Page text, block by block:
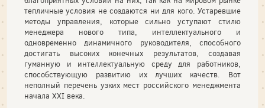
тепличные условия не создаются ни для кого. Устаревшие
методы управления, которые сильно уступают стилю
менеджера нового типа, интеллектуального и
одновременно динамичного руководителя, способного
достигать высоких конечных результатов, создавая
гуманную и интеллектуальную среду для работников,
способствующую развитию их лучших качеств. Вот
неполный перечень узких мест российского менеджмента
начала XXI века.